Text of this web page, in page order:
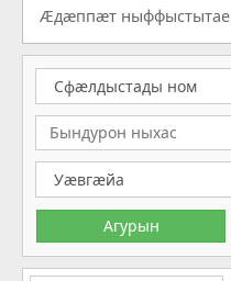
Æдæппæт